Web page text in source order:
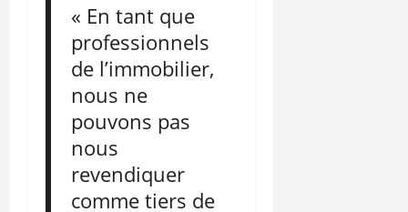
« En tant que
professionnels
de l’immobilier,
nous ne
pouvons pas
nous
revendiquer
comme tiers de